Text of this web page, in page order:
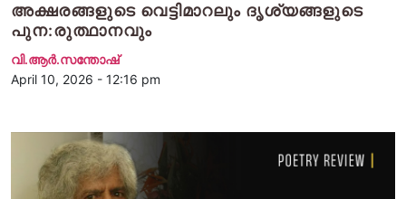
അക്ഷരങ്ങളുടെ വെട്ടിമാറലും ദൃശ്യങ്ങളുടെ
പുന:രുത്ഥാനവും
വി.ആര്‍.സന്തോഷ്
April 10, 2026 - 12:16 pm